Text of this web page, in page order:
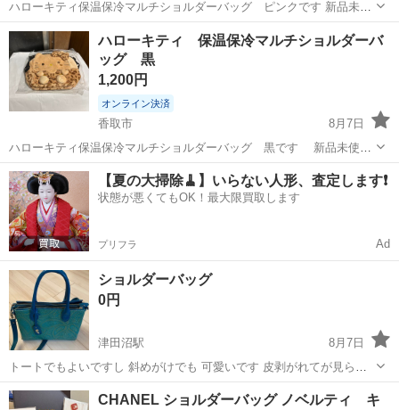
ハローキティ保温保冷マルチショルダーバッグ ピンクです 新品未使
用未開封です アミューズメントの景品です。 アミューズメントの景品
ですので パッケージの痛みや傷、汚れ等あるかもしれませんが ノ
ークレーム、ノーリターン、...
千葉 香取市 バッグ ハローキティ
ハローキティ 保温保冷マルチショルダーバ
ッグ 黒
1,200円
オンライン決済
香取市
8月7日
ハローキティ保温保冷マルチショルダーバッグ 黒です 新品未使用
未開封です アミューズメントの景品です。 アミューズメントの景品で
すので パッケージの痛みや傷、汚れ等あるかもしれませんが ノー
クレーム、ノーリターン、ノ...
千葉 香取市 バッグ ハローキティ
【夏の大掃除🧹】いらない人形、査定します❗️
状態が悪くてもOK！最大限買取します
プリフラ Ad
ショルダーバッグ
0円
津田沼駅
8月7日
トートでもよいですし 斜めがけでも 可愛いです 皮剥がれてが見られ
ます 平日のみ、総武線 津田沼〜浅草橋 沿線で引き渡し
千葉 船橋市 バッグ
CHANEL ショルダーバッグ ノベルティ キ